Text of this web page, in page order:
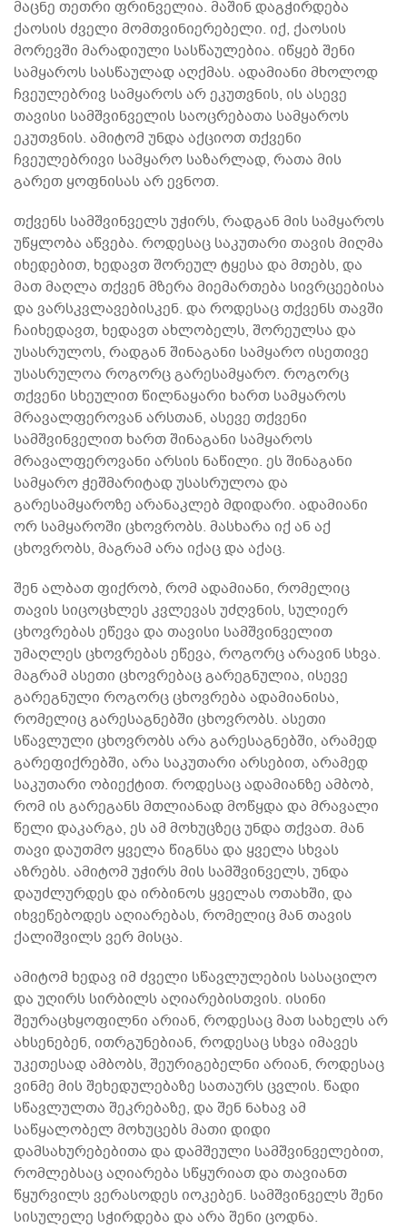
მაცნე თეთრი ფრინველია. მაშინ დაგჭირდება
ქაოსის ძველი მომთვინიერებელი. იქ, ქაოსის
მორევში მარადიული სასწაულებია. იწყებ შენი
სამყაროს სასწაულად აღქმას. ადამიანი მხოლოდ
ჩვეულებრივ სამყაროს არ ეკუთვნის, ის ასევე
თავისი სამშვინველის საოცრებათა სამყაროს
ეკუთვნის. ამიტომ უნდა აქციოთ თქვენი
ჩვეულებრივი სამყარო საზარლად, რათა მის
გარეთ ყოფნისას არ ევნოთ.
თქვენს სამშვინველს უჭირს, რადგან მის სამყაროს
უწყლობა აწვება. როდესაც საკუთარი თავის მიღმა
იხედებით, ხედავთ შორეულ ტყესა და მთებს, და
მათ მაღლა თქვენ მზერა მიემართება სივრცეებისა
და ვარსკვლავებისკენ. და როდესაც თქვენს თავში
ჩაიხედავთ, ხედავთ ახლობელს, შორეულსა და
უსასრულოს, რადგან შინაგანი სამყარო ისეთივე
უსასრულოა როგორც გარესამყარო. როგორც
თქვენი სხეულით წილნაყარი ხართ სამყაროს
მრავალფეროვან არსთან, ასევე თქვენი
სამშვინველით ხართ შინაგანი სამყაროს
მრავალფეროვანი არსის ნაწილი. ეს შინაგანი
სამყარო ჭეშმარიტად უსასრულოა და
გარესამყაროზე არანაკლებ მდიდარი. ადამიანი
ორ სამყაროში ცხოვრობს. მასხარა იქ ან აქ
ცხოვრობს, მაგრამ არა იქაც და აქაც.
შენ ალბათ ფიქრობ, რომ ადამიანი, რომელიც
თავის სიცოცხლეს კვლევას უძღვნის, სულიერ
ცხოვრებას ეწევა და თავისი სამშვინველით
უმაღლეს ცხოვრებას ეწევა, როგორც არავინ სხვა.
მაგრამ ასეთი ცხოვრებაც გარეგნულია, ისევე
გარეგნული როგორც ცხოვრება ადამიანისა,
რომელიც გარესაგნებში ცხოვრობს. ასეთი
სწავლული ცხოვრობს არა გარესაგნებში, არამედ
გარეფიქრებში, არა საკუთარი არსებით, არამედ
საკუთარი ობიექტით. როდესაც ადამიანზე ამბობ,
რომ ის გარეგანს მთლიანად მოწყდა და მრავალი
წელი დაკარგა, ეს ამ მოხუცზეც უნდა თქვათ. მან
თავი დაუთმო ყველა წიგნსა და ყველა სხვას
აზრებს. ამიტომ უჭირს მის სამშვინველს, უნდა
დაუძლურდეს და ირბინოს ყველას ოთახში, და
იხვეწებოდეს აღიარებას, რომელიც მან თავის
ქალიშვილს ვერ მისცა.
ამიტომ ხედავ იმ ძველი სწავლულების სასაცილო
და უღირს სირბილს აღიარებისთვის. ისინი
შეურაცხყოფილნი არიან, როდესაც მათ სახელს არ
ახსენებენ, ითრგუნებიან, როდესაც სხვა იმავეს
უკეთესად ამბობს, შეურიგებელნი არიან, როდესაც
ვინმე მის შეხედულებაზე სათაურს ცვლის. წადი
სწავლულთა შეკრებაზე, და შენ ნახავ ამ
საწყალობელ მოხუცებს მათი დიდი
დამსახურებებითა და დამშეული სამშვინველებით,
რომლებსაც აღიარება სწყურიათ და თავიანთ
წყურვილს ვერასოდეს იოკებენ. სამშვინველს შენი
სისულელე სჭირდება და არა შენი ცოდნა.